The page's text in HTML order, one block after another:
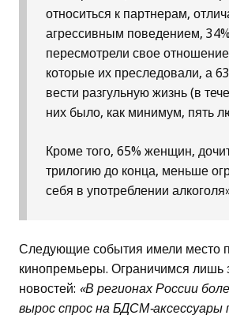
относиться к партнерам,
агрессивным поведением,
пересмотрели свое
которые их преследовали, а
вести разгульную жизнь (в
них было, как минимум, пять
Кроме того, 65% женщин,
трилогию до конца, меньше
себя в употреблении
Следующие события имели место
кинопремьеры. Ограничимся лишь
новостей: «В регионах России
вырос спрос на БДСМ-аксессуары